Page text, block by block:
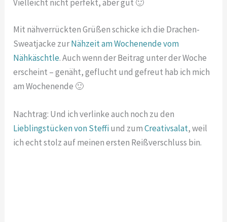
Vielleicht nicht perfekt, aber gut 🙂
Mit nähverrückten Grüßen schicke ich die Drachen-
Sweatjacke zurNähzeit am Wochenende vom
Nähkäschtle. Auch wenn der Beitrag unter der Woche
erscheint – genäht, geflucht und gefreut hab ich mich
am Wochenende 🙂
Nachtrag: Und ich verlinke auch noch zu den
Lieblingstücken von Steffiund zumCreativsalat, weil
ich echt stolz auf meinen ersten Reißverschluss bin.